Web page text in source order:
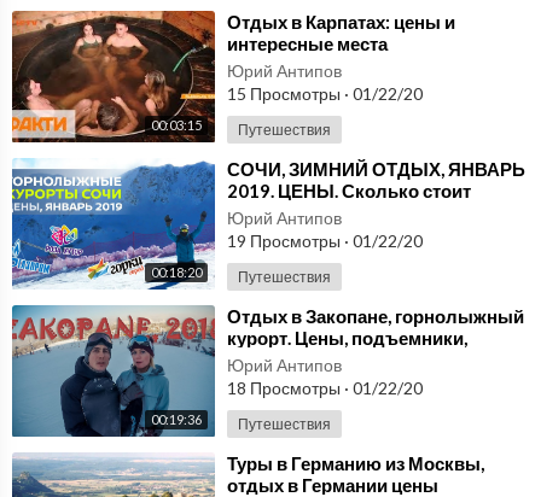
00:03:15
⁣Отдых в Карпатах: цены и
интересные места
Юрий Антипов
15 Просмотры · 01/22/20
Путешествия
00:18:20
⁣СОЧИ, ЗИМНИЙ ОТДЫХ, ЯНВАРЬ
2019. ЦЕНЫ. Сколько стоит
поездка.
Юрий Антипов
19 Просмотры · 01/22/20
Путешествия
00:19:36
⁣Отдых в Закопане, горнолыжный
курорт. Цены, подъемники,
прокат сноуборда - Каспровы
Верх, Котельница
Юрий Антипов
18 Просмотры · 01/22/20
Путешествия
⁣Туры в Германию из Москвы,
отдых в Германии цены